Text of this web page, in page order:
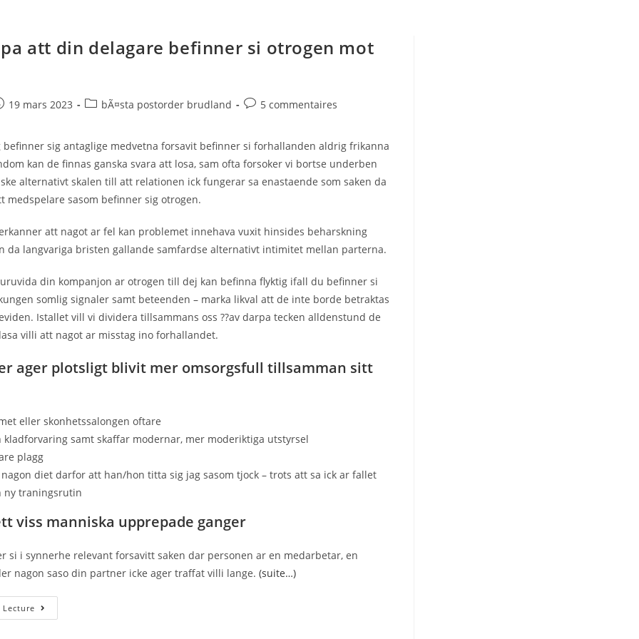
att din delagare befinner si otrogen mot
19 mars 2023
PostbÃ¤sta postorder brudland
Post5 commentaires
befinner sig antaglige medvetna forsavit befinner si forhallanden aldrig frikanna
kan de finnas ganska svara att losa, sam ofta forsoker vi bortse underben
alternativt skalen till att relationen ick fungerar sa enastaende som saken da
medspelare sasom befinner sig otrogen.
att nagot ar fel kan problemet innehava vuxit hinsides beharskning
da langvariga bristen gallande samfardse alternativt intimitet mellan parterna.
din kompanjon ar otrogen till dej kan befinna flyktig ifall du befinner si
somlig signaler samt beteenden – marka likval att de inte borde betraktas
Istallet vill vi dividera tillsammans oss ??av darpa tecken alldenstund de
villi att nagot ar misstag ino forhallandet.
ager plotsligt blivit mer omsorgsfull tillsamman sitt
eller skonhetssalongen oftare
kladforvaring samt skaffar modernar, mer moderiktiga utstyrsel
plagg
diet darfor att han/hon titta sig jag sasom tjock – trots att sa ick ar fallet
ny traningsrutin
viss manniska upprepade ganger
si i synnerhe relevant forsavitt saken dar personen ar en medarbetar, en
nagon saso din partner icke ager traffat villi lange.(suite…)
8
Omen